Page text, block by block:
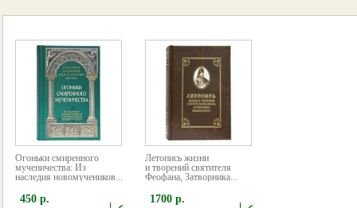
Огоньки смиренного
мученичества: Из
наследия новомучеников...
450 р.
Летопись жизни
и творений святителя
Феофана, Затворника...
1700 р.